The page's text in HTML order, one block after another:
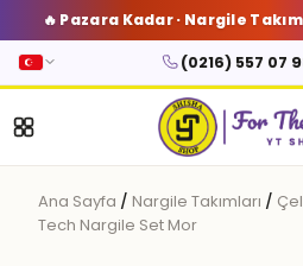
🔥 Pazara Kadar · Nargile
(0216) 557 07
Ana Sayfa / Nargile Takımları /
Tech Nargile Set Mor